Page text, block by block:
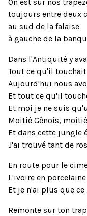
toujours entre deux
au sud de la falaise
à gauche de la
Dans l'Antiquité y
Tout ce qu'il touchait
Aujourd'hui nous
Et tout ce qu'il
Et moi je ne suis
Moitié Gênois,
Et dans cette jungle
J'ai trouvé tant de
En route pour le
L'ivoire en
Et je n'ai plus que
Remonte sur ton